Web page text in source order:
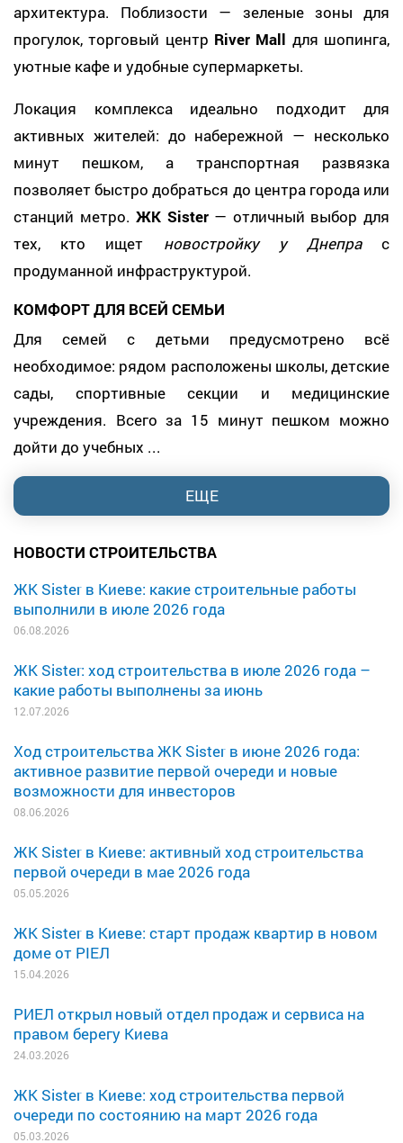
архитектура. Поблизости — зеленые зоны для
прогулок, торговый центр River Mall для шопинга,
уютные кафе и удобные супермаркеты.
Локация комплекса идеально подходит для
активных жителей: до набережной — несколько
минут пешком, а транспортная развязка
позволяет быстро добраться до центра города или
станций метро.ЖК Sister— отличный выбор для
тех, кто ищет новостройку у Днепрас
продуманной инфраструктурой.
КОМФОРТ ДЛЯ ВСЕЙ СЕМЬИ
Для семей с детьми предусмотрено всё
необходимое: рядом расположены школы, детские
сады, спортивные секции и медицинские
учреждения. Всего за 15 минут пешком можно
дойти до учебных ...
ЕЩЕ
НОВОСТИ СТРОИТЕЛЬСТВА
ЖК Sister в Киеве: какие строительные работы
выполнили в июле 2026 года
06.08.2026
ЖК Sister: ход строительства в июле 2026 года –
какие работы выполнены за июнь
12.07.2026
Ход строительства ЖК Sister в июне 2026 года:
активное развитие первой очереди и новые
возможности для инвесторов
08.06.2026
ЖК Sister в Киеве: активный ход строительства
первой очереди в мае 2026 года
05.05.2026
ЖК Sister в Киеве: старт продаж квартир в новом
доме от РІЕЛ
15.04.2026
РИЕЛ открыл новый отдел продаж и сервиса на
правом берегу Киева
24.03.2026
ЖК Sister в Киеве: ход строительства первой
очереди по состоянию на март 2026 года
05.03.2026